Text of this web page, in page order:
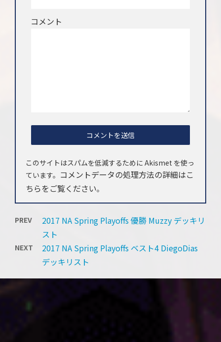
コメント
このサイトはスパムを低減するために Akismet を使っ
ています。 コメントデータの処理方法の詳細はこ
ちらをご覧ください。
PREV
2017 NA Spring Playoffs 優勝 Muzzy デッキリ
スト
NEXT
2017 NA Spring Playoffs ベスト4 DiegoDias
デッキリスト